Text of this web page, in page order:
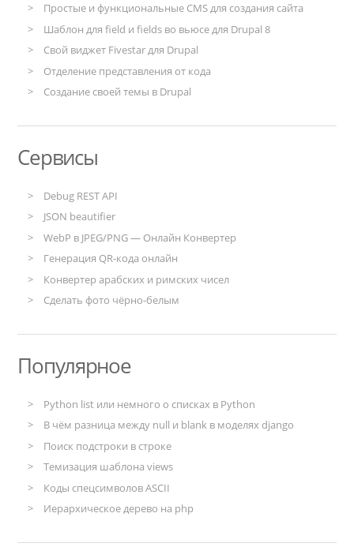
Простые и функциональные CMS для создания сайта
Шаблон для field и fields во вьюсе для Drupal 8
Свой виджет Fivestar для Drupal
Отделение представления от кода
Создание своей темы в Drupal
Сервисы
Debug REST API
JSON beautifier
WebP в JPEG/PNG — Онлайн Конвертер
Генерация QR-кода онлайн
Конвертер арабских и римских чисел
Сделать фото чёрно-белым
Популярное
Python list или немного о списках в Python
В чём разница между null и blank в моделях django
Поиск подстроки в строке
Темизация шаблона views
Коды спецсимволов ASCII
Иерархическое дерево на php